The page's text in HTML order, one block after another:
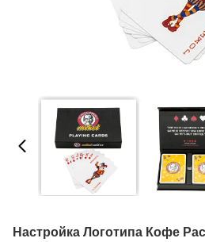
Настройка Логотипа Кофе